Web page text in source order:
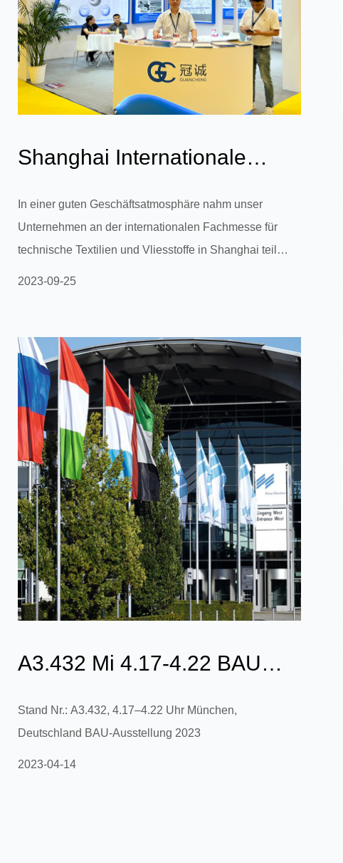
Shanghai Internationale
Fachmesse für technische
Textilien u...
In einer guten Geschäftsatmosphäre nahm unser
Unternehmen an der internationalen Fachmesse für
technische Textilien und Vliesstoffe in Shanghai teil
ultraschalllaminierte Vliesstoffe und abbaubares PLA),
die professionelle und präzise Käufer ansprachen und
von den meisten Besuchern Anerkennung fanden. Viele
internationale Unternehme...
2023-09-25
A3.432 Mi 4.17-4.22 BAU
München, Deutschland 2023
Stand Nr.: A3.432, 4.17–4.22 Uhr München,
Deutschland BAU-Ausstellung 2023
2023-04-14